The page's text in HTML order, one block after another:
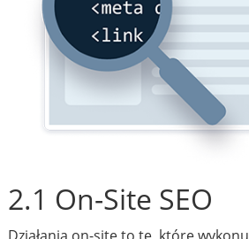
2.1 On-Site SEO
Działania on-site to te, które